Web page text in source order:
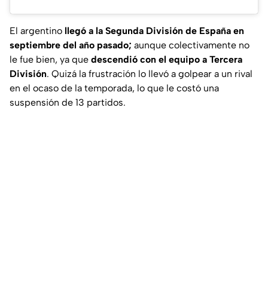
El argentino llegó a la Segunda División de España en
septiembre del año pasado; aunque colectivamente no
le fue bien, ya que descendió con el equipo a Tercera
División. Quizá la frustración lo llevó a golpear a un rival
en el ocaso de la temporada, lo que le costó una
suspensión de 13 partidos.